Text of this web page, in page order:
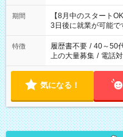
と休みを合わせたい
「できれば残業はし
ね。 ※Wワーク希望の方へ 今ご覧のお仕事で希望する勤務時間
と、もう1つのお仕
合は応募できません。
期間
【8月中のスタート
3日後に就業が可能で
特徴 履歴書不要 / 40～50
上の大量募集 / 電話
気になる！